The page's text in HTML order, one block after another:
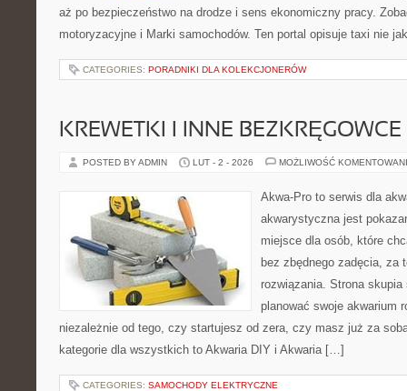
aż po bezpieczeństwo na drodze i sens ekonomiczny pracy.
motoryzacyjne i Marki samochodów. Ten portal opisuje taxi nie
CATEGORIES: PORADNIKI DLA KOLEKCJONERÓW
KREWETKI I INNE BEZKRĘGOWCE
POSTED BY ADMIN LUT - 2 - 2026 MOŻLIWOŚĆ
Akwa-Pro to serwis dla
akwarystyczna jest
miejsce dla osób, które
bez zbędnego zadęcia, za
rozwiązania. Strona
planować swoje akwarium
niezależnie od tego, czy startujesz od zera, czy masz już za
kategorie dla wszystkich to Akwaria DIY i Akwaria […]
CATEGORIES: SAMOCHODY ELEKTRYCZNE